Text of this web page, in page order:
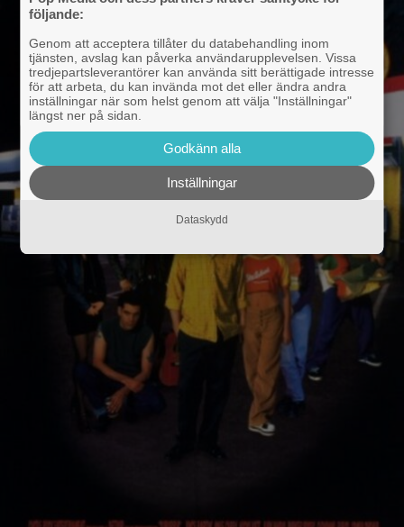
följande:
Genom att acceptera tillåter du databehandling inom
tjänsten, avslag kan påverka användarupplevelsen. Vissa
tredjepartsleverantörer kan använda sitt berättigade intresse
för att arbeta, du kan invända mot det eller ändra andra
inställningar när som helst genom att välja "Inställningar"
längst ner på sidan.
Godkänn alla
Inställningar
Dataskydd